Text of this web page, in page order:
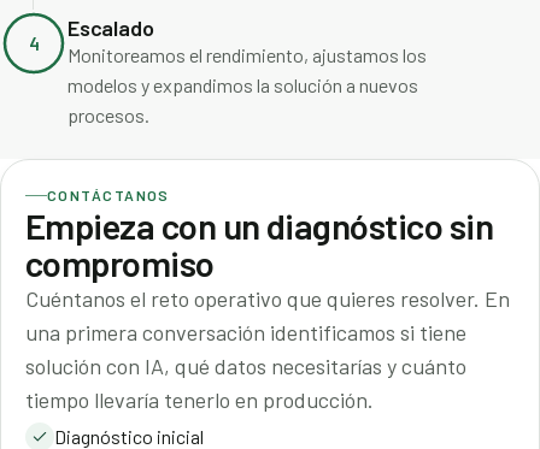
4
Escalado
Monitoreamos el rendimiento, ajustamos los
modelos y expandimos la solución a nuevos
procesos.
CONTÁCTANOS
Empieza con un diagnóstico sin
compromiso
Cuéntanos el reto operativo que quieres resolver. En
una primera conversación identificamos si tiene
solución con IA, qué datos necesitarías y cuánto
tiempo llevaría tenerlo en producción.
Diagnóstico inicial